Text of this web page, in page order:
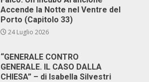
Accende la Notte nel Ventre del
Porto (Capitolo 33)
24 Luglio 2026
“GENERALE CONTRO
GENERALE. IL CASO DALLA
CHIESA” – di Isabella Silvestri